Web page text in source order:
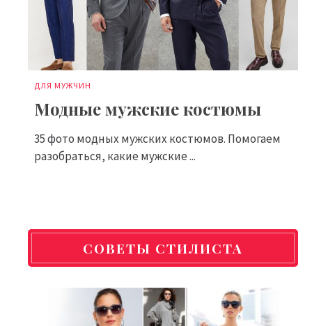
ДЛЯ МУЖЧИН
Модные мужские костюмы
35 фото модных мужских костюмов. Помогаем
разобраться, какие мужские ...
СОВЕТЫ СТИЛИСТА